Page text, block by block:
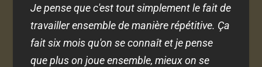
Je pense que c'est tout simplement le fait de
travailler ensemble de manière répétitive. Ça
fait six mois qu'on se connaît et je pense
que plus on joue ensemble, mieux on se